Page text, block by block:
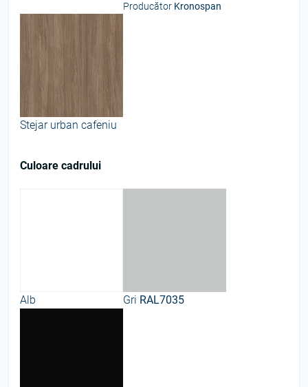
Producător Kronospan
Stejar urban cafeniu
Culoare cadrului
Alb Gri RAL7035